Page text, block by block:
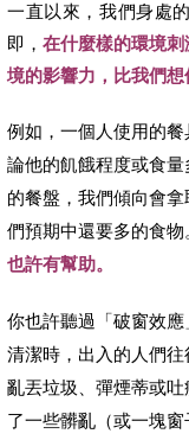
一直以來，我們身處
即，在什麼樣的環境
境的影響力，比我們想
例如，一個人使用的
論他的飢餓程度或食
的餐盤，我們傾向會
們預期中還要多的食物
也許有幫助。
你也許聽過「破窗效
清潔時，出入的人們
亂丟垃圾、彈煙蒂或
了一些髒亂（或一塊